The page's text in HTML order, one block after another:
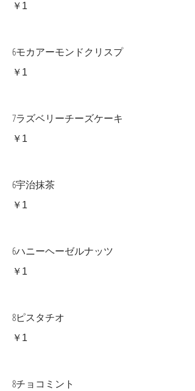
￥1
6モカアーモンドクリスプ
￥1
7ラズベリーチーズケーキ
￥1
6宇治抹茶
￥1
6ハニーヘーゼルナッツ
￥1
8ピスタチオ
￥1
8チョコミント